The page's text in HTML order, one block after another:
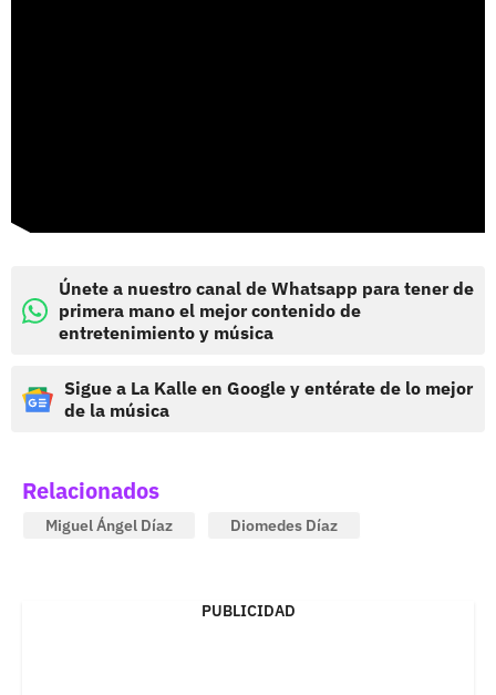
Únete a nuestro canal de Whatsapp para tener de
primera mano el mejor contenido de
entretenimiento y música
Sigue a La Kalle en Google y entérate de lo mejor
de la música
Relacionados
Miguel Ángel Díaz Diomedes Díaz
PUBLICIDAD